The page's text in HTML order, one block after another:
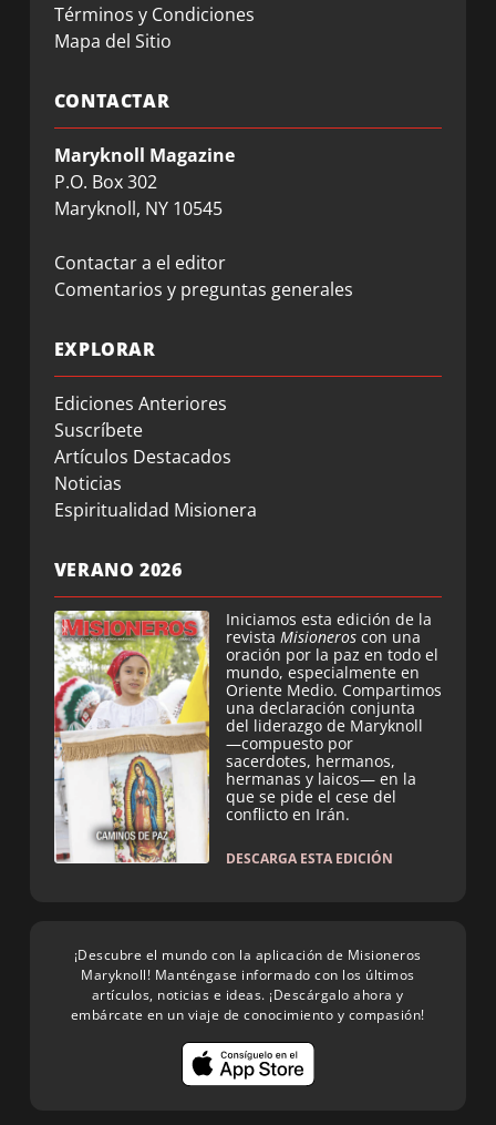
Términos y Condiciones
Mapa del Sitio
CONTACTAR
Maryknoll Magazine
P.O. Box 302
Maryknoll, NY 10545
Contactar a el editor
Comentarios y preguntas generales
EXPLORAR
Ediciones Anteriores
Suscríbete
Artículos Destacados
Noticias
Espiritualidad Misionera
VERANO 2026
Iniciamos esta edición de la
revista Misioneros con una
oración por la paz en todo el
mundo, especialmente en
Oriente Medio. Compartimos
una declaración conjunta
del liderazgo de Maryknoll
—compuesto por
sacerdotes, hermanos,
hermanas y laicos— en la
que se pide el cese del
conflicto en Irán.
DESCARGA ESTA EDICIÓN
¡Descubre el mundo con la aplicación de Misioneros
Maryknoll! Manténgase informado con los últimos
artículos, noticias e ideas. ¡Descárgalo ahora y
embárcate en un viaje de conocimiento y compasión!